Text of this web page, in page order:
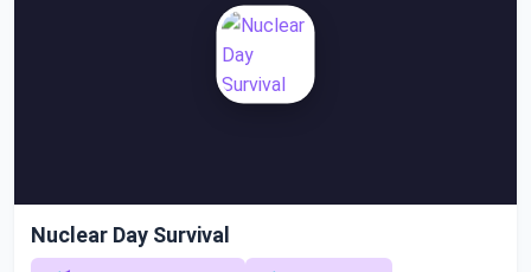
Nuclear Day Survival